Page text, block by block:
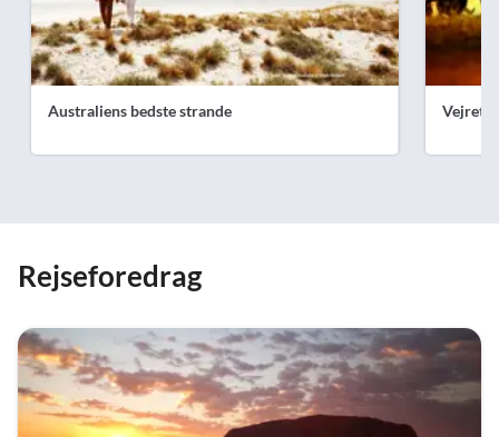
Australiens bedste strande Vejret i
Rejseforedrag